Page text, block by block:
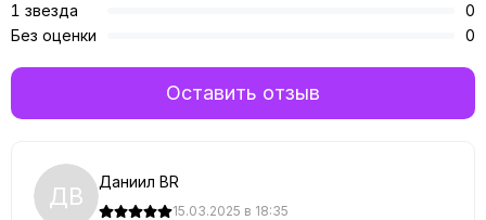
ДB Даниил BR
15.03.2025 в 18:35
1 звезда
0
Без оценки
0
Оставить отзыв